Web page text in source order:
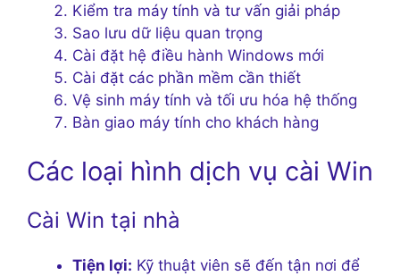
Kiểm tra máy tính và tư vấn giải pháp
Sao lưu dữ liệu quan trọng
Cài đặt hệ điều hành Windows mới
Cài đặt các phần mềm cần thiết
Vệ sinh máy tính và tối ưu hóa hệ thống
Bàn giao máy tính cho khách hàng
Các loại hình dịch vụ cài Win
Cài Win tại nhà
Tiện lợi: Kỹ thuật viên sẽ đến tận nơi để